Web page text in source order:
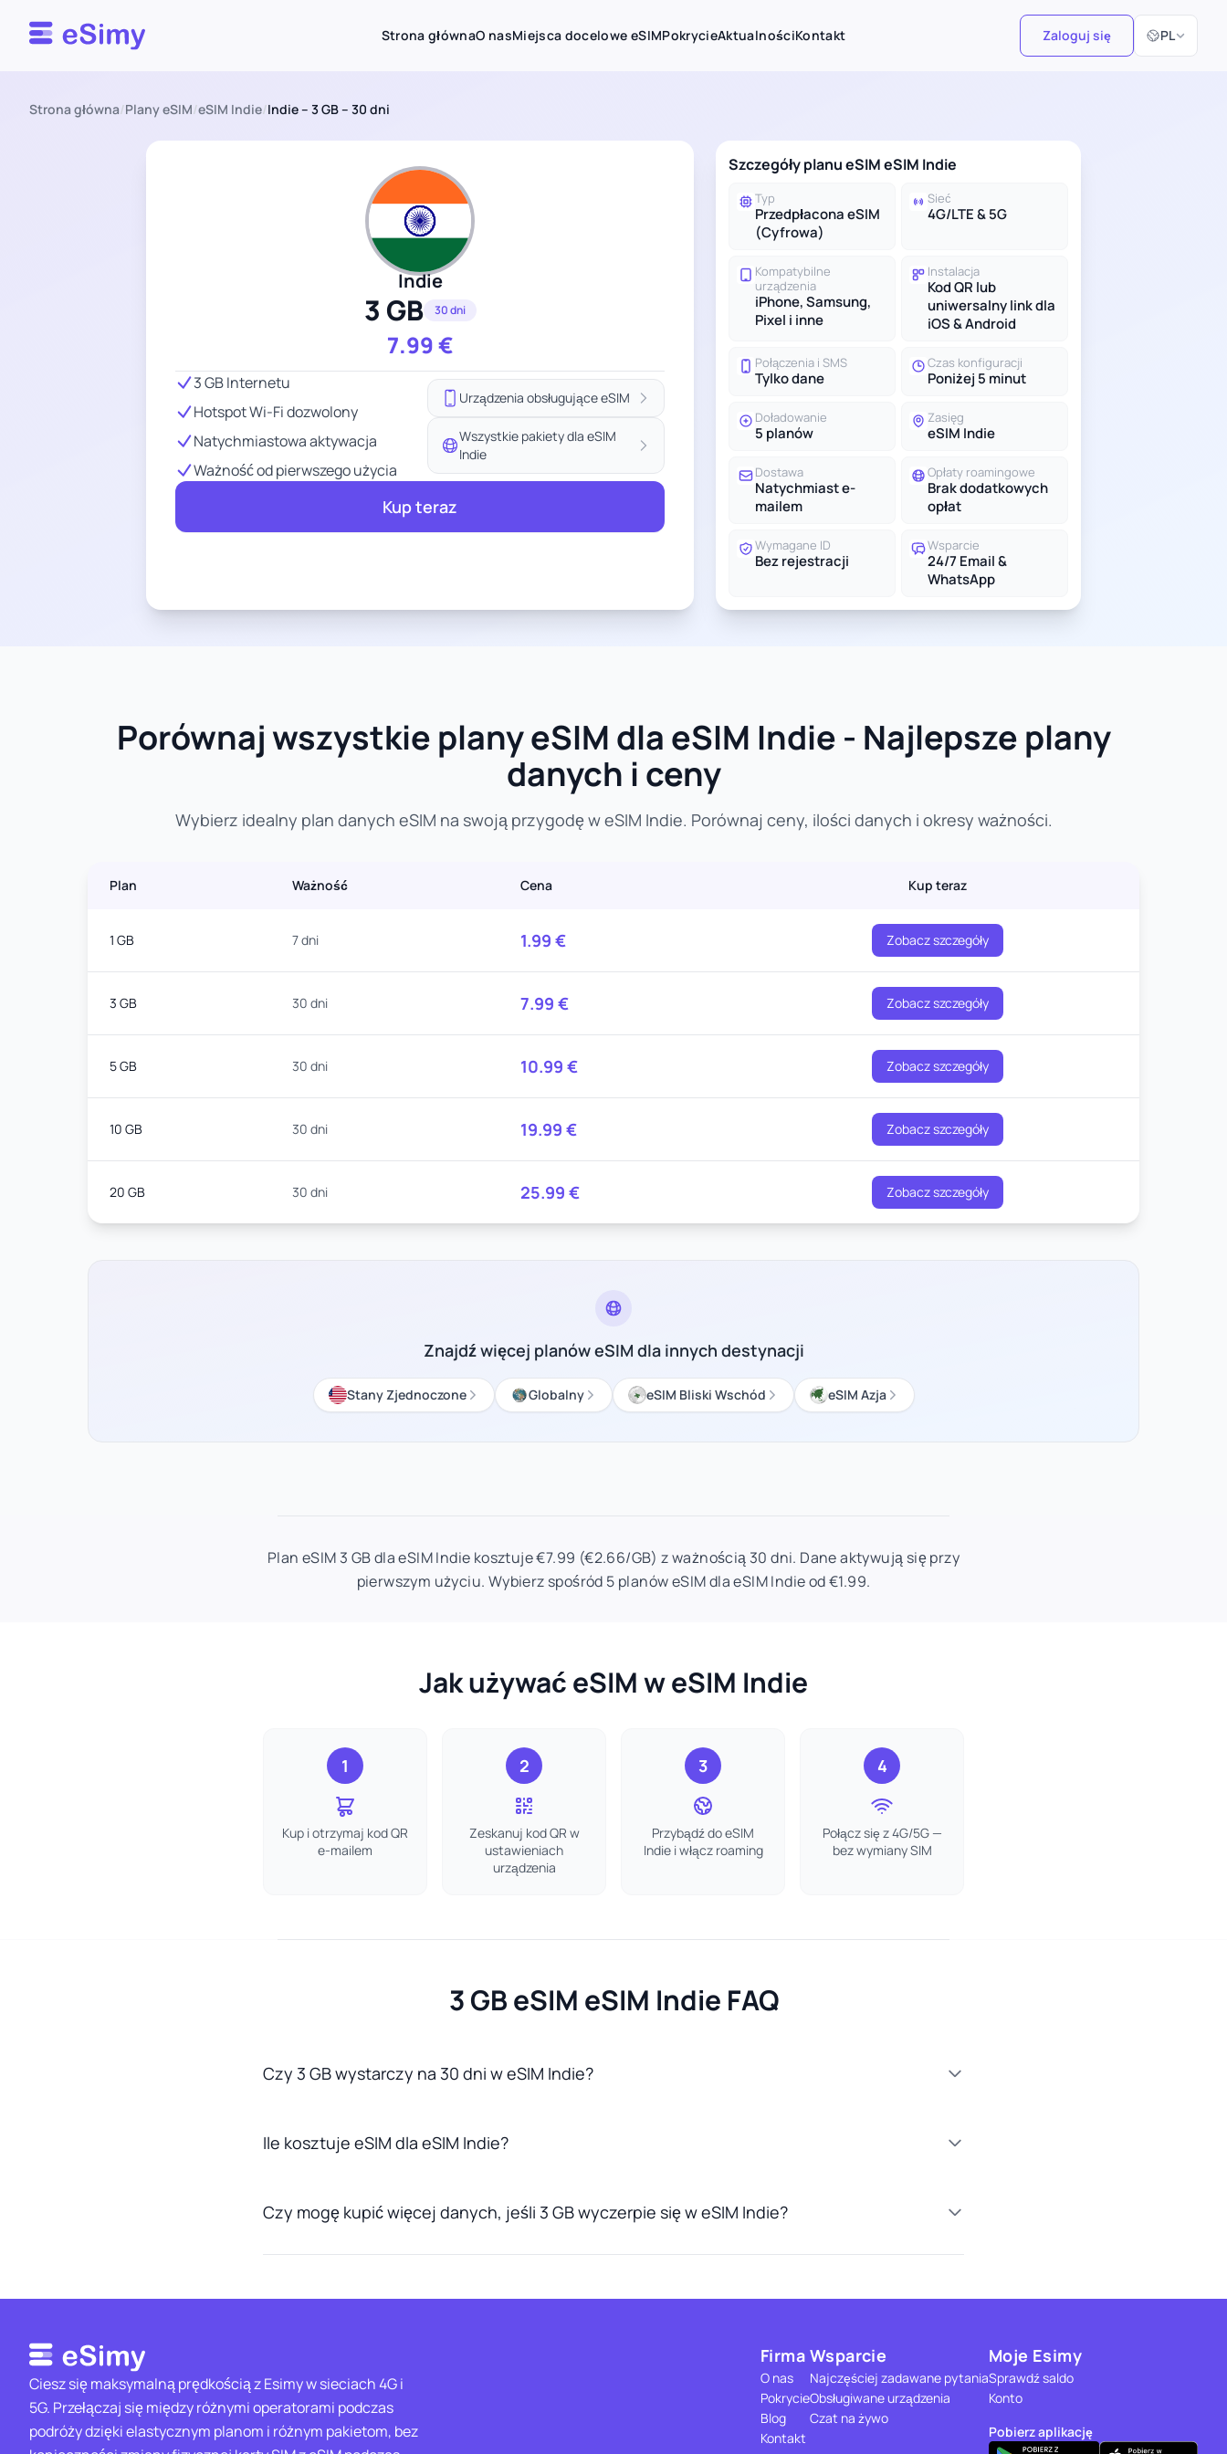
Esimy Strona głównaO nasMiejsca docelowe eSIMPokrycieAktualnościKontakt Zaloguj się PL
Wybierz język
Strona główna/Plany eSIM/eSIM Indie/Indie – 3 GB – 30 dni
Indie
3 GB 30 dni
7.99€
3 GB Internetu
Hotspot Wi-Fi dozwolony
Natychmiastowa aktywacja
Ważność od pierwszego użycia
Urządzenia obsługujące eSIM
Wszystkie pakiety dla eSIM
Indie
Kup teraz
Szczegóły planu eSIM eSIM Indie
Typ
Przedpłacona eSIM
(Cyfrowa)
Sieć
4G/LTE & 5G
Kompatybilne
urządzenia
iPhone, Samsung,
Pixel i inne
Instalacja
Kod QR lub
uniwersalny link dla
iOS & Android
Połączenia i SMS
Tylko dane
Czas konfiguracji
Poniżej 5 minut
Doładowanie
5 planów
Zasięg
eSIM Indie
Dostawa
Natychmiast e-
mailem
Opłaty roamingowe
Brak dodatkowych
opłat
Wymagane ID
Bez rejestracji
Wsparcie
24/7 Email &
WhatsApp
Porównaj wszystkie plany eSIM dla eSIM Indie - Najlepsze plany
danych i ceny
Wybierz idealny plan danych eSIM na swoją przygodę w eSIM Indie. Porównaj ceny, ilości danych i okresy ważności.
Plan Ważność Cena Kup teraz
1 GB 7 dni 1.99 € Zobacz szczegóły
3 GB 30 dni 7.99 € Zobacz szczegóły
5 GB 30 dni 10.99 € Zobacz szczegóły
10 GB 30 dni 19.99 € Zobacz szczegóły
20 GB 30 dni 25.99 € Zobacz szczegóły
Znajdź więcej planów eSIM dla innych destynacji
Stany Zjednoczone Globalny eSIM Bliski Wschód eSIM Azja
Plan eSIM 3 GB dla eSIM Indie kosztuje €7.99 (€2.66/GB) z ważnością 30 dni. Dane aktywują się przy
pierwszym użyciu. Wybierz spośród 5 planów eSIM dla eSIM Indie od €1.99.
Jak używać eSIM w eSIM Indie
1
Kup i otrzymaj kod QR
e-mailem
2
Zeskanuj kod QR w
ustawieniach
urządzenia
3
Przybądź do eSIM
Indie i włącz roaming
4
Połącz się z 4G/5G —
bez wymiany SIM
3 GB eSIM eSIM Indie FAQ
Czy 3 GB wystarczy na 30 dni w eSIM Indie?
Ile kosztuje eSIM dla eSIM Indie?
Czy mogę kupić więcej danych, jeśli 3 GB wyczerpie się w eSIM Indie?
Ciesz się maksymalną prędkością z Esimy w sieciach 4G i
5G. Przełączaj się między różnymi operatorami podczas
podróży dzięki elastycznym planom i różnym pakietom, bez
Firma
O nas
Pokrycie
Blog
Kontakt
Wsparcie
Najczęściej zadawane pytania
Obsługiwane urządzenia
Czat na żywo
Moje Esimy
Sprawdź saldo
Konto
Pobierz aplikację